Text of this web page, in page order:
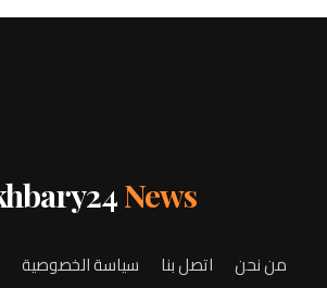
News
من نحن اتصل بنا سياسة الخصوصية